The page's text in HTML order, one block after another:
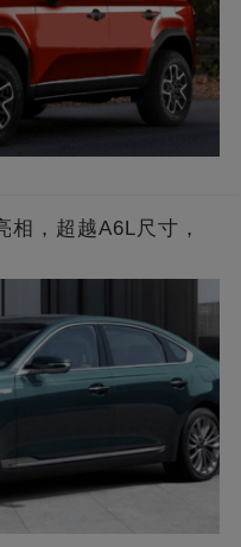
，超越A6L尺寸，